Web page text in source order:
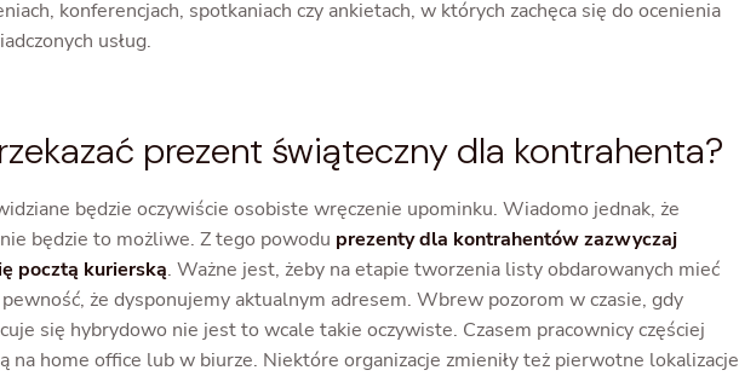
konferencjach, spotkaniach czy ankietach, w których zachęca się do ocenienia
usług.
prezent świąteczny dla kontrahenta?
będzie oczywiście osobiste wręczenie upominku. Wiadomo jednak, że
będzie to możliwe. Z tego powodu prezenty dla kontrahentów zazwyczaj
pocztą kurierską. Ważne jest, żeby na etapie tworzenia listy obdarowanych mieć
że dysponujemy aktualnym adresem. Wbrew pozorom w czasie, gdy
się hybrydowo nie jest to wcale takie oczywiste. Czasem pracownicy częściej
na home office lub w biurze. Niektóre organizacje zmieniły też pierwotne lokalizacje